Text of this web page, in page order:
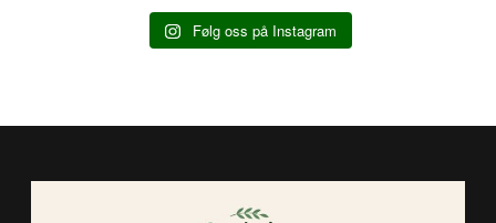
Følg oss på Instagram